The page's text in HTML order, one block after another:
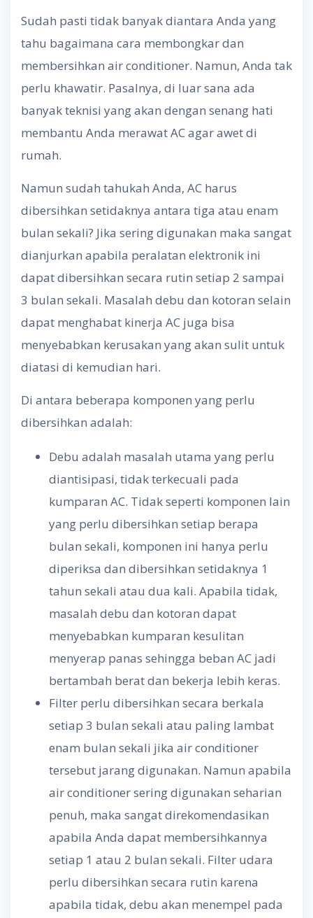
Sudah pasti tidak banyak diantara Anda yang
tahu bagaimana cara membongkar dan
membersihkan air conditioner. Namun, Anda tak
perlu khawatir. Pasalnya, di luar sana ada
banyak teknisi yang akan dengan senang hati
membantu Anda merawat AC agar awet di
rumah.
Namun sudah tahukah Anda, AC harus
dibersihkan setidaknya antara tiga atau enam
bulan sekali? Jika sering digunakan maka sangat
dianjurkan apabila peralatan elektronik ini
dapat dibersihkan secara rutin setiap 2 sampai
3 bulan sekali. Masalah debu dan kotoran selain
dapat menghabat kinerja AC juga bisa
menyebabkan kerusakan yang akan sulit untuk
diatasi di kemudian hari.
Di antara beberapa komponen yang perlu
dibersihkan adalah:
Debu adalah masalah utama yang perlu
diantisipasi, tidak terkecuali pada
kumparan AC. Tidak seperti komponen lain
yang perlu dibersihkan setiap berapa
bulan sekali, komponen ini hanya perlu
diperiksa dan dibersihkan setidaknya 1
tahun sekali atau dua kali. Apabila tidak,
masalah debu dan kotoran dapat
menyebabkan kumparan kesulitan
menyerap panas sehingga beban AC jadi
bertambah berat dan bekerja lebih keras.
Filter perlu dibersihkan secara berkala
setiap 3 bulan sekali atau paling lambat
enam bulan sekali jika air conditioner
tersebut jarang digunakan. Namun apabila
air conditioner sering digunakan seharian
penuh, maka sangat direkomendasikan
apabila Anda dapat membersihkannya
setiap 1 atau 2 bulan sekali. Filter udara
perlu dibersihkan secara rutin karena
apabila tidak, debu akan menempel pada